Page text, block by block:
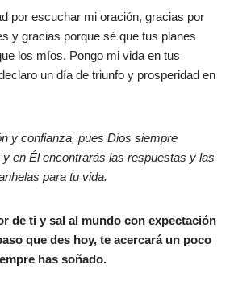
por escuchar mi oración, gracias por
y gracias porque sé que tus planes
los míos. Pongo mi vida en tus
un día de triunfo y prosperidad en
y confianza, pues Dios siempre
en Él encontrarás las respuestas y las
para tu vida.
de ti y sal al mundo con expectación
que des hoy, te acercará un poco
has soñado.